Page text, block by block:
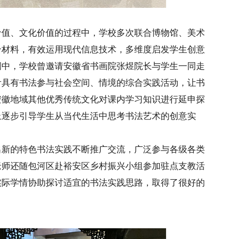
文化价值的过程中，学校多次联合博物馆、美术
料，有效运用现代信息技术，多维度启发学生创意
，学校曾邀请安徽省书画院张煜院长与学生一同走
有书法参与社会空间、情境的综合实践活动，让书
地域其他优秀传统文化对课内学习知识进行延申探
步引导学生从当代生活中思考书法艺术的创意实
特色书法实践不断推广交流，广泛参与各级各类
还随包河区赴裕安区乡村振兴小组参加驻点支教活
学情协助探讨适宜的书法实践思路，取得了很好的